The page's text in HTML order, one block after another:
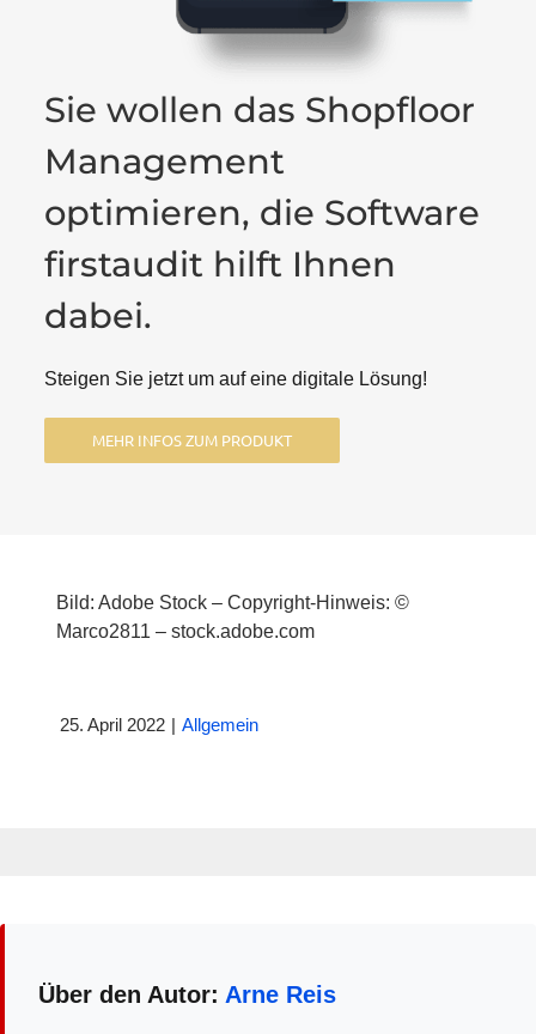
Sie wollen das Shopfloor
Management
optimieren, die Software
firstaudit hilft Ihnen
dabei.
Steigen Sie jetzt um auf eine digitale Lösung!
MEHR INFOS ZUM PRODUKT
Bild: Adobe Stock – Copyright-Hinweis: ©
Marco2811 – stock.adobe.com
25. April 2022 | Allgemein
Über den Autor: Arne Reis